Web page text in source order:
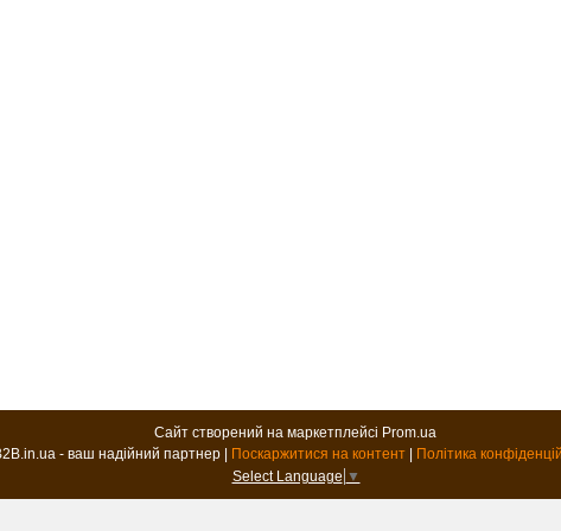
Сайт створений на маркетплейсі Prom.ua
Поскаржитися на контент
Політика
Select Language ▼